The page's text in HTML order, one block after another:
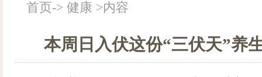
首页-> 健康 >内容
本周日入伏这份“三伏天”养